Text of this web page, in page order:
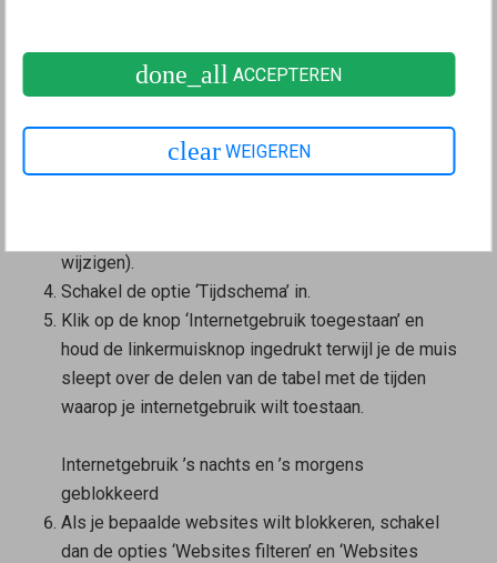
Klik in het menu ‘Internet’ op ‘Filters’.
wijzigen).
Schakel de optie ‘Tijdschema’ in.
Klik op de knop ‘Internetgebruik toegestaan’ en
houd de linkermuisknop ingedrukt terwijl je de muis
sleept over de delen van de tabel met de tijden
waarop je internetgebruik wilt toestaan.
Internetgebruik ’s nachts en ’s morgens
geblokkeerd
Als je bepaalde websites wilt blokkeren, schakel
dan de opties ‘Websites filteren’ en ‘Websites
done_all ACCEPTEREN
clear WEIGEREN